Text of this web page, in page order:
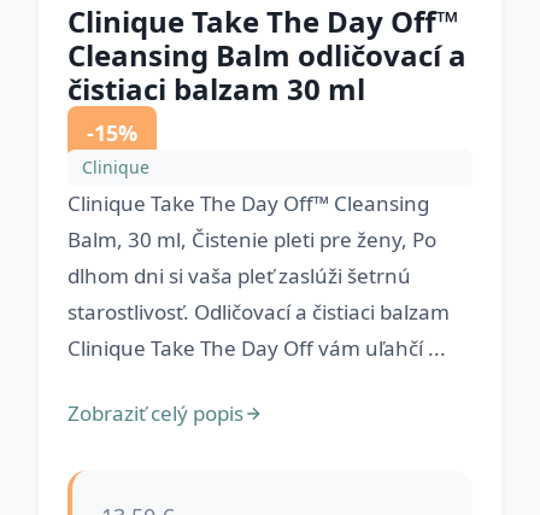
Clinique Take The Day Off™
Cleansing Balm odličovací a
čistiaci balzam 30 ml
-15%
Clinique
Clinique Take The Day Off™ Cleansing
Balm, 30 ml, Čistenie pleti pre ženy, Po
dlhom dni si vaša pleť zaslúži šetrnú
starostlivosť. Odličovací a čistiaci balzam
Clinique Take The Day Off vám uľahčí ...
Zobraziť celý popis